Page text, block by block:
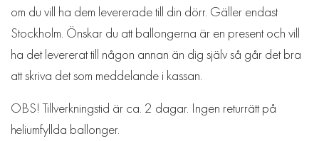
om du vill ha dem levererade till din dörr. Gäller endast
Stockholm. Önskar du att ballongerna är en present och vill
ha det levererat till någon annan än dig själv så går det bra
att skriva det som meddelande i kassan.
OBS! Tillverkningstid är ca. 2 dagar. Ingen returrätt på
heliumfyllda ballonger.